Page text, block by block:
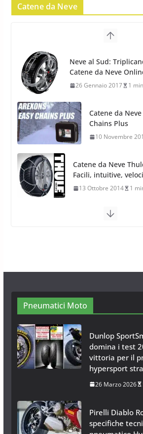
Yokohama Geolandar
22 Novembre 2012
Pirelli Scorpion
Pneumatici
Catene da Neve
Neve al Sud:
Catene da Neve
26 Gennaio 2017 1
Catene da
Chains Plus
10 Novembre
Catene da Neve
Facili, intuitive, veloci
13 Ottobre 2014 1
Calze da Neve
Pneumatici Moto
Dunlop
domina i test
vittoria per il
hypersport
26 Marzo 2026
Pirelli Diablo
specifiche